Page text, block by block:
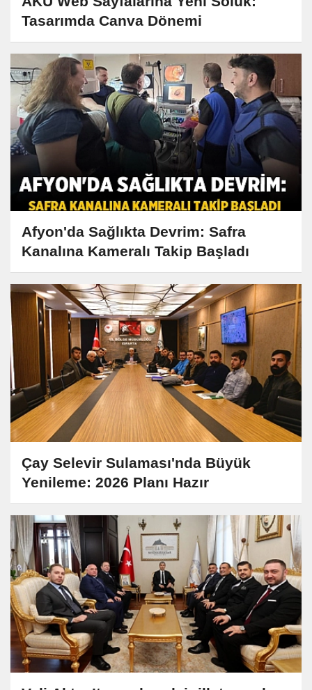
Tasarımda Canva Dönemi
Afyon'da Sağlıkta Devrim: Safra
Kanalına Kameralı Takip Başladı
Çay Selevir Sulaması'nda Büyük
Yenileme: 2026 Planı Hazır